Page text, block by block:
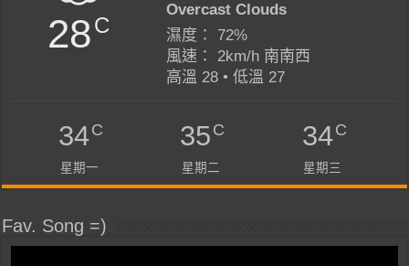
28C
Overcast Clouds
濕度： 72%
風速： 2km/h 南南西
高溫 28 • 低溫 27
34C
星期一
35C
星期二
34C
星期三
Fav. Song =)